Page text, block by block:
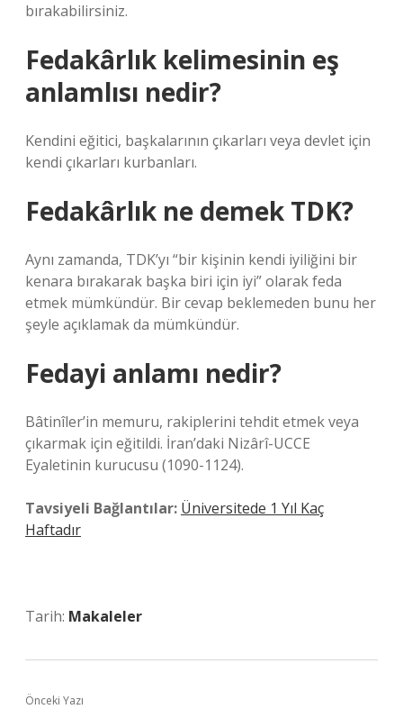
bırakabilirsiniz.
Fedakârlık kelimesinin eş
anlamlısı nedir?
Kendini eğitici, başkalarının çıkarları veya devlet için
kendi çıkarları kurbanları.
Fedakârlık ne demek TDK?
Aynı zamanda, TDK’yı “bir kişinin kendi iyiliğini bir
kenara bırakarak başka biri için iyi” olarak feda
etmek mümkündür. Bir cevap beklemeden bunu her
şeyle açıklamak da mümkündür.
Fedayi anlamı nedir?
Bâtinîler’in memuru, rakiplerini tehdit etmek veya
çıkarmak için eğitildi. İran’daki Nizârî-UCCE
Eyaletinin kurucusu (1090-1124).
Tavsiyeli Bağlantılar: Üniversitede 1 Yıl Kaç
Haftadır
Tarih: Makaleler
Önceki Yazı